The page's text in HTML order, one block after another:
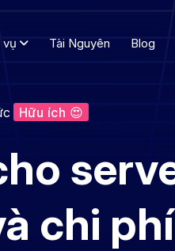
vụ Tài Nguyên Blog
Hữu ích 😍
chi phí